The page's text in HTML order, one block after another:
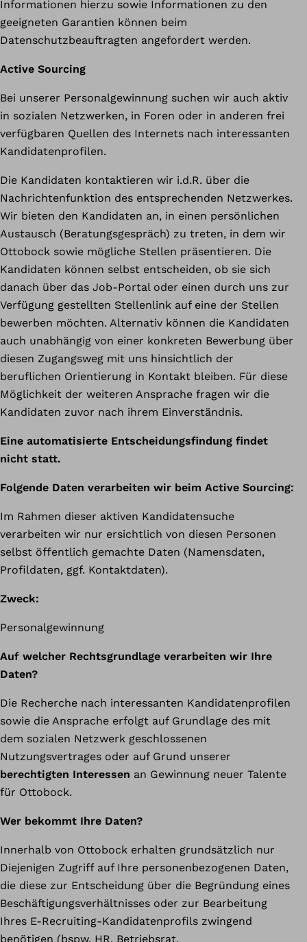
Informationen hierzu sowie Informationen zu den
geeigneten Garantien können beim
Datenschutzbeauftragten angefordert werden.
Active Sourcing
Bei unserer Personalgewinnung suchen wir auch aktiv
in sozialen Netzwerken, in Foren oder in anderen frei
verfügbaren Quellen des Internets nach interessanten
Kandidatenprofilen.
Die Kandidaten kontaktieren wir i.d.R. über die
Nachrichtenfunktion des entsprechenden Netzwerkes.
Wir bieten den Kandidaten an, in einen persönlichen
Austausch (Beratungsgespräch) zu treten, in dem wir
Ottobock sowie mögliche Stellen präsentieren. Die
Kandidaten können selbst entscheiden, ob sie sich
danach über das Job-Portal oder einen durch uns zur
Verfügung gestellten Stellenlink auf eine der Stellen
bewerben möchten. Alternativ können die Kandidaten
auch unabhängig von einer konkreten Bewerbung über
diesen Zugangsweg mit uns hinsichtlich der
beruflichen Orientierung in Kontakt bleiben. Für diese
Möglichkeit der weiteren Ansprache fragen wir die
Kandidaten zuvor nach ihrem Einverständnis.
Eine automatisierte Entscheidungsfindung findet
nicht statt.
Folgende Daten verarbeiten wir beim Active Sourcing:
Im Rahmen dieser aktiven Kandidatensuche
verarbeiten wir nur ersichtlich von diesen Personen
selbst öffentlich gemachte Daten (Namensdaten,
Profildaten, ggf. Kontaktdaten).
Zweck:
Personalgewinnung
Auf welcher Rechtsgrundlage verarbeiten wir Ihre
Daten?
Die Recherche nach interessanten Kandidatenprofilen
sowie die Ansprache erfolgt auf Grundlage des mit
dem sozialen Netzwerk geschlossenen
Nutzungsvertrages oder auf Grund unserer
berechtigten Interessen an Gewinnung neuer Talente
für Ottobock.
Wer bekommt Ihre Daten?
Innerhalb von Ottobock erhalten grundsätzlich nur
Diejenigen Zugriff auf Ihre personenbezogenen Daten,
die diese zur Entscheidung über die Begründung eines
Beschäftigungsverhältnisses oder zur Bearbeitung
Ihres E-Recruiting-Kandidatenprofils zwingend
benötigen (bspw. HR, Betriebsrat,